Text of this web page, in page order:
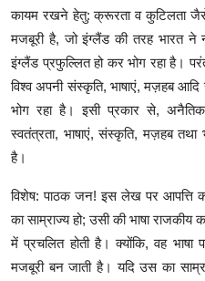
English
कायम रखने हेतु: क्रूरता व कुटिलता
मजबूरी है, जो इंग्लैंड की तरह भारत
इंग्लैंड प्रफुल्लित हो कर भोग रहा है।
विश्व अपनी संस्कृति, भाषाएं, मज़हब
भोग रहा है। इसी प्रकार से,
स्वतंत्रता, भाषाएं, संस्कृति, मज़हब तथा
है।
विशेष: पाठक जन! इस लेख पर आपत्ति
का साम्राज्य हो; उसी की भाषा राजकीय
में प्रचलित होती है। क्योंकि, वह
मजबूरी बन जाती है। यदि उस का